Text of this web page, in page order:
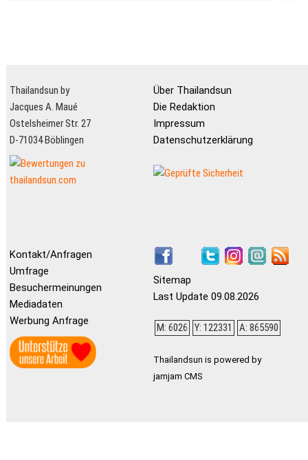
Thailandsun by
Jacques A. Maué
Ostelsheimer Str. 27
D-71034 Böblingen
Über Thailandsun
Die Redaktion
Impressum
Datenschutzerklärung
Kontakt/Anfragen
Umfrage
Besuchermeinungen
Mediadaten
Werbung Anfrage
Sitemap
Last Update 09.08.2026
M: 6026 Y: 122331 A: 865590
Thailandsun is powered by
jamjam CMS